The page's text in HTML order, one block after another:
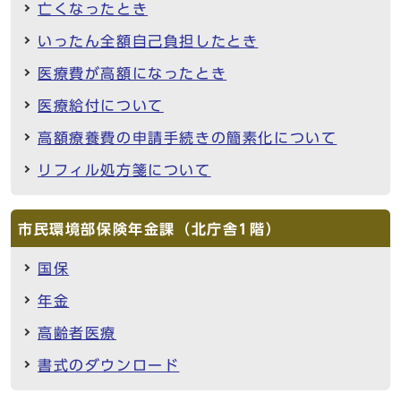
亡くなったとき
いったん全額自己負担したとき
医療費が高額になったとき
医療給付について
高額療養費の申請手続きの簡素化について
リフィル処方箋について
市民環境部保険年金課（北庁舎1階）
国保
年金
高齢者医療
書式のダウンロード